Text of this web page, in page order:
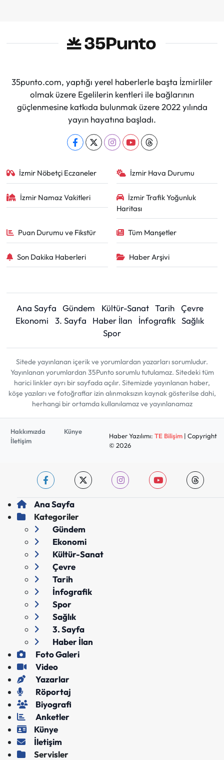
35punto.com, yaptığı yerel haberlerle başta İzmirliler
olmak üzere Egelilerin kentleri ile bağlarının
güçlenmesine katkıda bulunmak üzere 2022 yılında
yayın hayatına başladı.
İzmir Nöbetçi Eczaneler İzmir Hava Durumu
İzmir Namaz Vakitleri
İzmir Trafik Yoğunluk
Haritası
Puan Durumu ve Fikstür Tüm Manşetler
Son Dakika Haberleri Haber Arşivi
Ana Sayfa Gündem Kültür-Sanat Tarih
Çevre
Ekonomi
3. Sayfa Haber İlan İnfografik Sağlık
Spor
Sitede yayınlanan içerik ve yorumlardan yazarları sorumludur.
Yayınlanan yorumlardan 35Punto sorumlu tutulamaz. Sitedeki tüm
harici linkler ayrı bir sayfada açılır. Sitemizde yayınlanan haber,
köşe yazıları ve fotoğraflar izin alınmaksızın kaynak gösterilse dahi,
herhangi bir ortamda kullanılamaz ve yayınlanamaz
Hakkımızda
Künye
İletişim
Haber Yazılımı: TE Bilişim| Copyright
© 2026
Ana Sayfa
Kategoriler
Gündem
Ekonomi
Kültür-Sanat
Çevre
Tarih
İnfografik
Spor
Sağlık
3. Sayfa
Haber İlan
Foto Galeri
Video
Yazarlar
Röportaj
Biyografi
Anketler
Künye
İletişim
Servisler